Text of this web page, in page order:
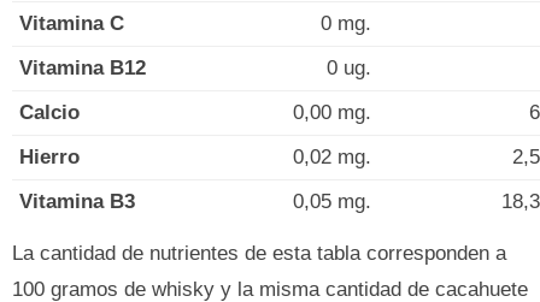
Vitamina C
0 mg.
Vitamina B12
0 ug.
Calcio
0,00 mg.
Hierro
0,02 mg.
Vitamina B3
0,05 mg.
La cantidad de nutrientes de esta tabla corresponden a
100 gramos de whisky y la misma cantidad de cacahuete